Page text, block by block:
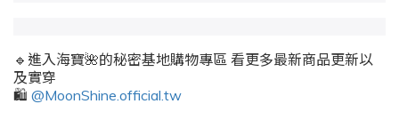
🔹進入海寶🌺的秘密基地購物專區 看更多最新商品更新以
及實穿
🛍️ @MoonShine.official.tw